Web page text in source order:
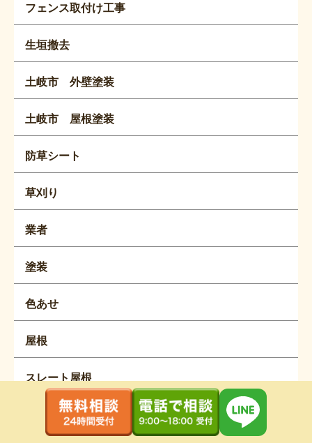
フェンス取付け工事
生垣撤去
土岐市 外壁塗装
土岐市 屋根塗装
防草シート
草刈り
業者
塗装
色あせ
屋根
スレート屋根